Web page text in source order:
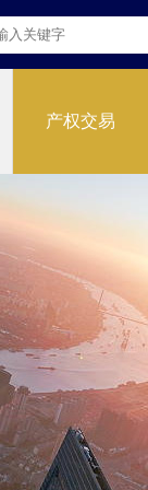
产权交易